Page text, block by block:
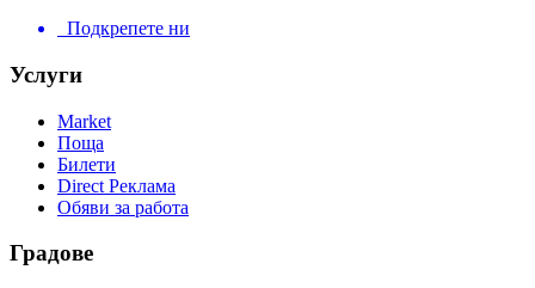
Подкрепете ни
Услуги
Market
Поща
Билети
Direct Реклама
Обяви за работа
Градове